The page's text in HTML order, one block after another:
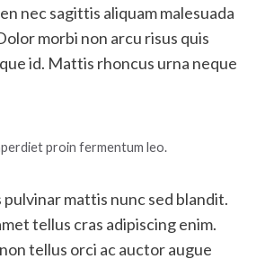
nec sagittis aliquam malesuada
morbi non arcu risus quis
id. Mattis rhoncus urna neque
proin fermentum leo.
mattis nunc sed blandit.
tellus cras adipiscing enim.
tellus orci ac auctor augue